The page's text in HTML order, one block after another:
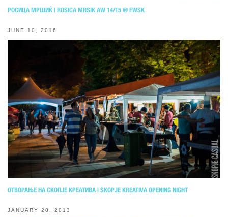
РОСИЦА МРШИЌ | ROSICA MRSIK AW 14/15 @ FWSK
JUNE 10, 2016
ОТВОРАЊЕ НА СКОПЈЕ КРЕАТИВА | SKOPJE KREATIVA OPENING NIGHT
JANUARY 20, 2013